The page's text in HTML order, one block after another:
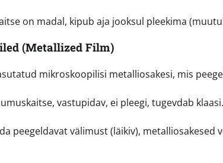
on madal, kipub aja jooksul pleekima
(Metallized Film)
mikroskoopilisi metalliosakesi, mis
vastupidav, ei pleegi, tugevdab klaasi.
peegeldavat välimust (läikiv),